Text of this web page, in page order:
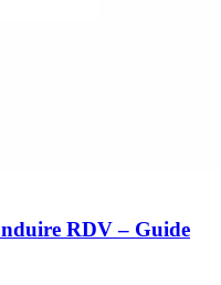
RDV – Guide